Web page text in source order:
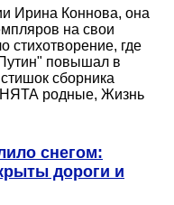
Ирина Коннова, она
на свои
стихотворение, где
повышал в
сборника
родные, Жизнь
снегом:
дороги и